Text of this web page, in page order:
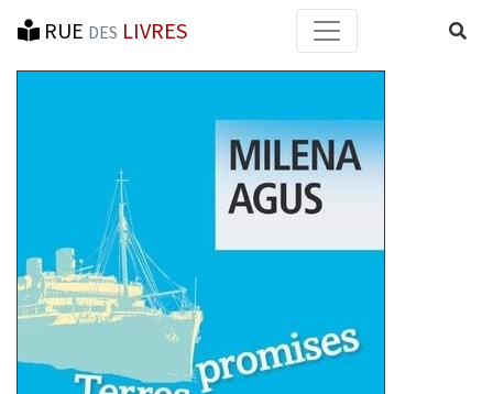
RUE DES LIVRES